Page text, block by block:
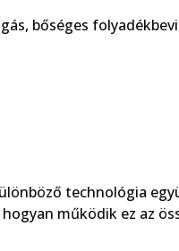
bőséges
technológia
működik ez az